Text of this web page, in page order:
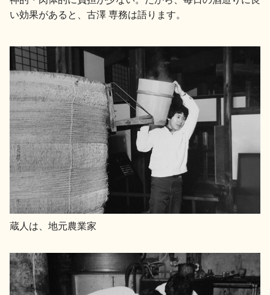
い効果があると、古澤 専務は語ります。
蔵人は、地元農業家